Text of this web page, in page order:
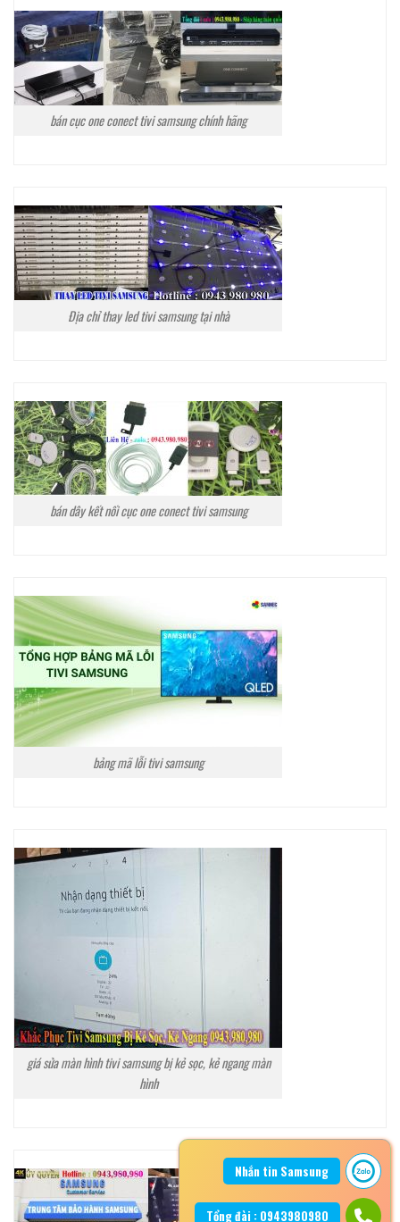
bán cục one conect tivi samsung chính hãng
Địa chỉ thay led tivi samsung tại nhà
bán dây kết nối cục one conect tivi samsung
bảng mã lỗi tivi samsung
giá sửa màn hình tivi samsung bị kẻ sọc, kẻ ngang màn
hình
Nhắn tin Samsung
Tổng đài : 0943980980